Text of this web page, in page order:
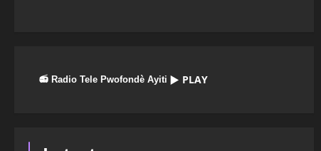
📻 Radio Tele Pwofondè Ayiti ▶ PLAY